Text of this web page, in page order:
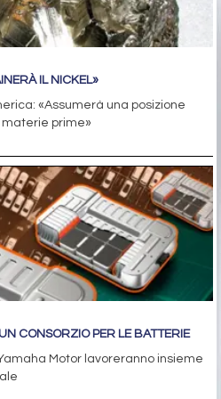
IL NICKEL»
«Assumerà una posizione
prime»
CONSORZIO PER LE BATTERIE
Motor lavoreranno insieme